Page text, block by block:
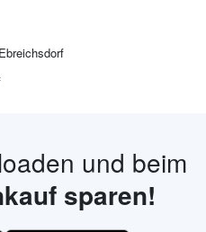
und beim
sparen!